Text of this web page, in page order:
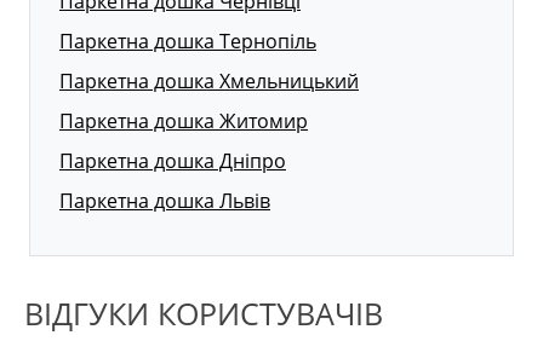
Паркетна дошка Тернопіль
Паркетна дошка Хмельницький
Паркетна дошка Житомир
Паркетна дошка Дніпро
Паркетна дошка Львів
ВІДГУКИ КОРИСТУВАЧІВ